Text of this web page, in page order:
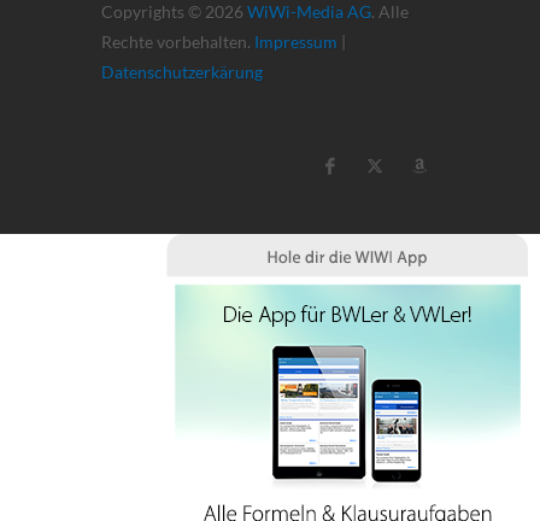
Copyrights © 2026 WiWi-Media AG. Alle
Rechte vorbehalten. Impressum |
Datenschutzerkärung